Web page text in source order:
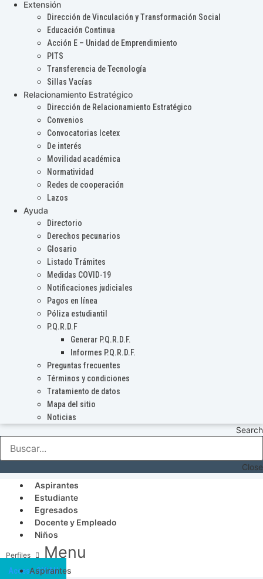
Extensión
Dirección de Vinculación y Transformación Social
Educación Continua
Acción E – Unidad de Emprendimiento
PITS
Transferencia de Tecnología
Sillas Vacías
Relacionamiento Estratégico
Dirección de Relacionamiento Estratégico
Convenios
Convocatorias Icetex
De interés
Movilidad académica
Normatividad
Redes de cooperación
Lazos
Ayuda
Directorio
Derechos pecunarios
Glosario
Listado Trámites
Medidas COVID-19
Notificaciones judiciales
Pagos en línea
Póliza estudiantil
P.Q.R.D.F
Generar P.Q.R.D.F.
Informes P.Q.R.D.F.
Preguntas frecuentes
Términos y condiciones
Tratamiento de datos
Mapa del sitio
Noticias
Search
Close
Aspirantes
Estudiante
Egresados
Docente y Empleado
Niños
Menu
Aspirantes
Acceso SICAU